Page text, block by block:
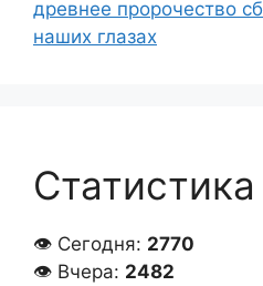
древнее пророчество
наших глазах
👁 Сегодня: 2770
👁 Вчера: 2482